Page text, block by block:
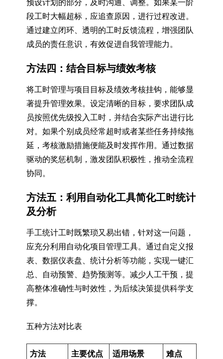
预设计划的部分，及时沟通、调整。如果某一阶
段工时大幅超标，应追查原因，进行过程改进。
通过建立闭环、透明的工时反馈流程，增强团队
成员的责任意识，有效促进自我管理能力。
方法四：结合目标与绩效考核
将工时管理与项目目标及绩效考核挂钩，能够显
著提升管理效果。设定清晰的目标，要求团队成
员按照优先级投入工时，并结合实际产出进行比
对。如果个别成员经常超时或者某些任务持续拖
延，考核激励措施便能及时发挥作用。通过数据
驱动的奖惩机制，激发团队积极性，推动全流程
协同。
方法五：利用自动化工具简化工时统计
及分析
手工统计工时既繁琐又易出错，针对这一问题，
应充分利用自动化项目管理工具。通过自定义报
表、数据仪表盘、统计分析等功能，实现一键汇
总、自动预警、趋势预测等。减少人工干预，提
高整体准确性与时效性，为后续决策提供科学支
撑。
五种方法对比表
方法 主要优点 适用场景 难点